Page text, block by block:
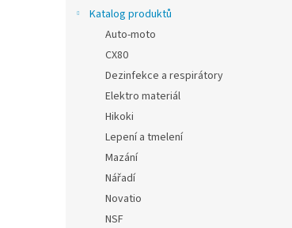
Katalog produktů
Auto-moto
CX80
Dezinfekce a respirátory
Elektro materiál
Hikoki
Lepení a tmelení
Mazání
Nářadí
Novatio
NSF